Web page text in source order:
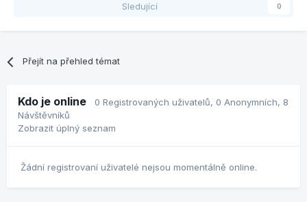
Sledující 0
Přejít na přehled témat
Kdo je online 0 Registrovaných uživatelů, 0 Anonymních, 8
Návštěvníků
Zobrazit úplný seznam
Žádní registrovaní uživatelé nejsou momentálně online.